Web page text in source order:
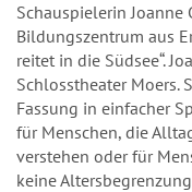
Schauspielerin
Bildungszentrum aus
reitet in die Südsee“.
Schlosstheater Moers.
Fassung in einfacher
für Menschen, die
verstehen oder für
keine